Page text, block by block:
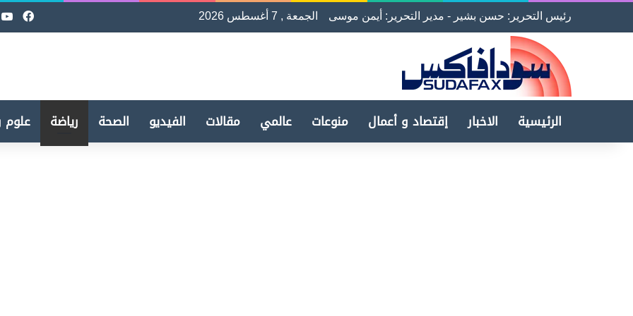
رئيس التحرير: حسن بشير - مدير التحرير: أيمن موسى الجمعة , 7 أغسطس 2026
الرئيسية الاخبار إقتصاد و أعمال منوعات عالمي مقالات الفيديو الصحة رياضة علوم